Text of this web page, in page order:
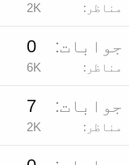
مناظر 2K
جوابات 0
مناظر 6K
جوابات 7
مناظر 2K